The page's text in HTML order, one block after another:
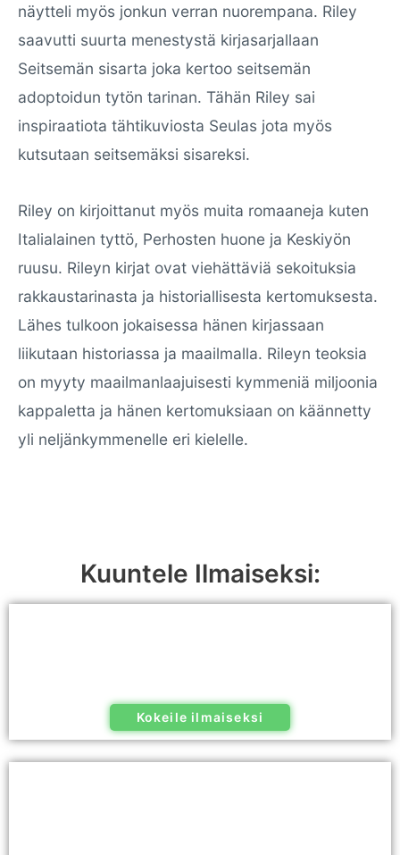
näytteli myös jonkun verran nuorempana. Riley
saavutti suurta menestystä kirjasarjallaan
Seitsemän sisarta joka kertoo seitsemän
adoptoidun tytön tarinan. Tähän Riley sai
inspiraatiota tähtikuviosta Seulas jota myös
kutsutaan seitsemäksi sisareksi.
Riley on kirjoittanut myös muita romaaneja kuten
Italialainen tyttö, Perhosten huone ja Keskiyön
ruusu. Rileyn kirjat ovat viehättäviä sekoituksia
rakkaustarinasta ja historiallisesta kertomuksesta.
Lähes tulkoon jokaisessa hänen kirjassaan
liikutaan historiassa ja maailmalla. Rileyn teoksia
on myyty maailmanlaajuisesti kymmeniä miljoonia
kappaletta ja hänen kertomuksiaan on käännetty
yli neljänkymmenelle eri kielelle.
Kuuntele Ilmaiseksi:
Kokeile ilmaiseksi